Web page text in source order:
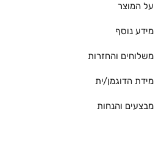
על המוצר
מידע נוסף
משלוחים והחזרות
מידת הדוגמן/ית
מבצעים והנחות